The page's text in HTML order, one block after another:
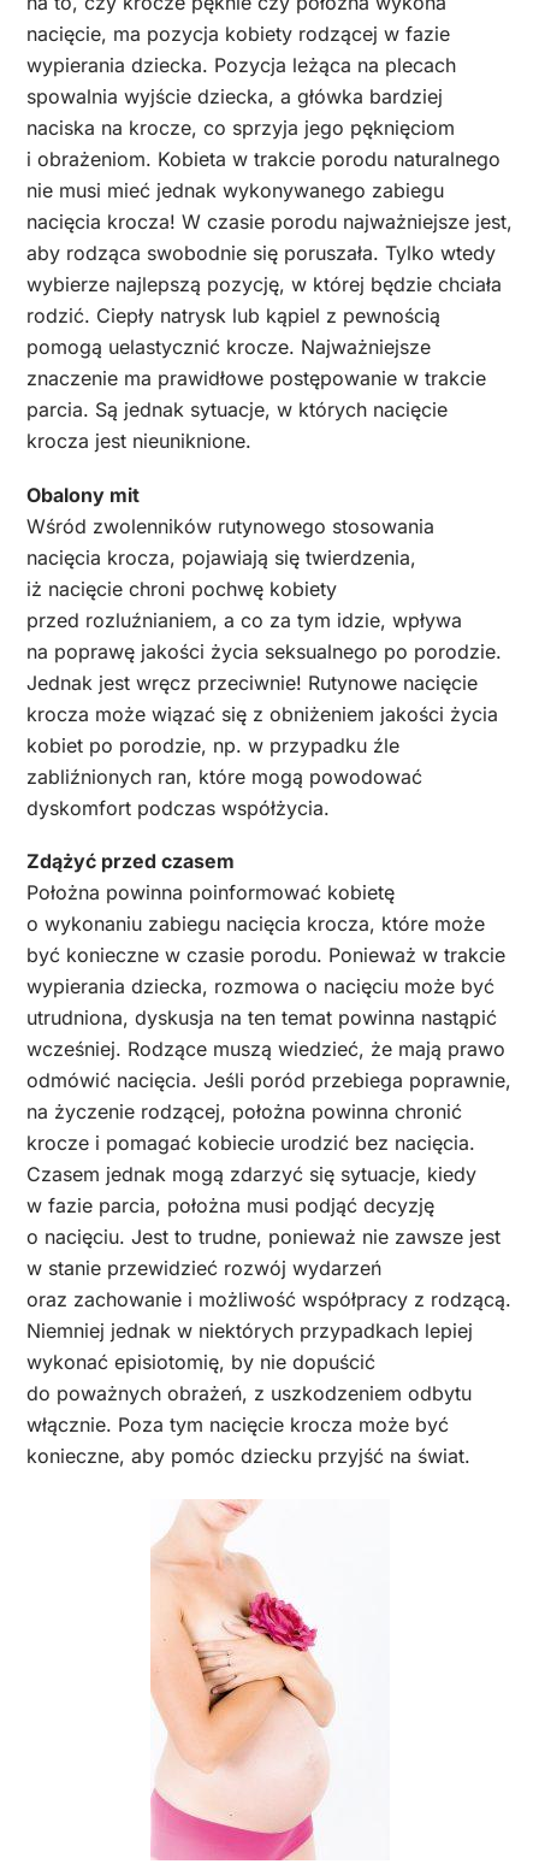
nacięcie, ma pozycja kobiety rodzącej w fazie
wypierania dziecka. Pozycja leżąca na plecach
spowalnia wyjście dziecka, a główka bardziej
naciska na krocze, co sprzyja jego pęknięciom
i obrażeniom. Kobieta w trakcie porodu naturalnego
nie musi mieć jednak wykonywanego zabiegu
nacięcia krocza! W czasie porodu najważniejsze jest,
aby rodząca swobodnie się poruszała. Tylko wtedy
wybierze najlepszą pozycję, w której będzie chciała
rodzić. Ciepły natrysk lub kąpiel z pewnością
pomogą uelastycznić krocze. Najważniejsze
znaczenie ma prawidłowe postępowanie w trakcie
parcia. Są jednak sytuacje, w których nacięcie
krocza jest nieuniknione.
Obalony mit
Wśród zwolenników rutynowego stosowania
nacięcia krocza, pojawiają się twierdzenia,
iż nacięcie chroni pochwę kobiety
przed rozluźnianiem, a co za tym idzie, wpływa
na poprawę jakości życia seksualnego po porodzie.
Jednak jest wręcz przeciwnie! Rutynowe nacięcie
krocza może wiązać się z obniżeniem jakości życia
kobiet po porodzie, np. w przypadku źle
zabliźnionych ran, które mogą powodować
dyskomfort podczas współżycia.
Zdążyć przed czasem
Położna powinna poinformować kobietę
o wykonaniu zabiegu nacięcia krocza, które może
być konieczne w czasie porodu. Ponieważ w trakcie
wypierania dziecka, rozmowa o nacięciu może być
utrudniona, dyskusja na ten temat powinna nastąpić
wcześniej. Rodzące muszą wiedzieć, że mają prawo
odmówić nacięcia. Jeśli poród przebiega poprawnie,
na życzenie rodzącej, położna powinna chronić
krocze i pomagać kobiecie urodzić bez nacięcia.
Czasem jednak mogą zdarzyć się sytuacje, kiedy
w fazie parcia, położna musi podjąć decyzję
o nacięciu. Jest to trudne, ponieważ nie zawsze jest
w stanie przewidzieć rozwój wydarzeń
oraz zachowanie i możliwość współpracy z rodzącą.
Niemniej jednak w niektórych przypadkach lepiej
wykonać episiotomię, by nie dopuścić
do poważnych obrażeń, z uszkodzeniem odbytu
włącznie. Poza tym nacięcie krocza może być
konieczne, aby pomóc dziecku przyjść na świat.